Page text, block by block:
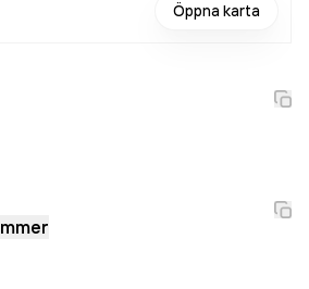
Öppna karta